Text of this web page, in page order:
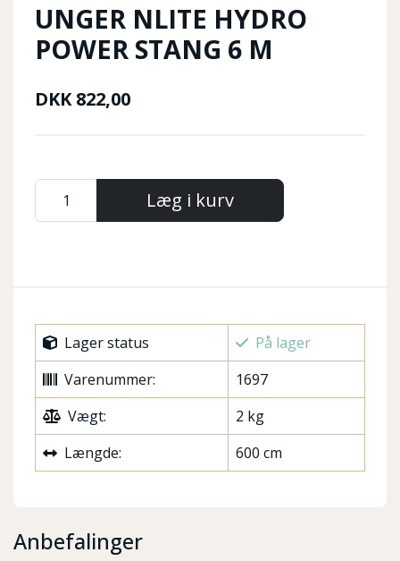
UNGER NLITE HYDRO
POWER STANG 6 M
DKK822,00
Læg i kurv
Lager status
På lager
Varenummer:
1697
Vægt:
2 kg
Længde:
600 cm
Anbefalinger